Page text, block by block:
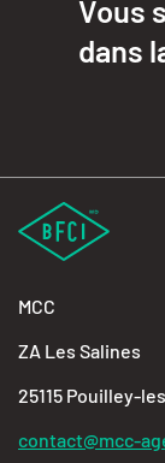
Vous
dans
MCC
ZA Les Salines
25115 Pouilley-
contact@mcc-